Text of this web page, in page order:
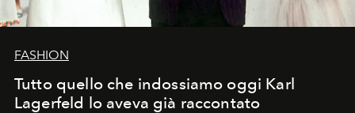
FASHION
Tutto quello che indossiamo oggi Karl
Lagerfeld lo aveva già raccontato